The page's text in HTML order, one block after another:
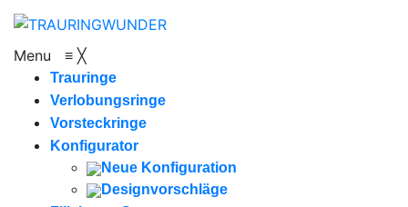
Menu ≡ ╳
Trauringe
Verlobungsringe
Vorsteckringe
Konfigurator
Neue Konfiguration
Designvorschläge